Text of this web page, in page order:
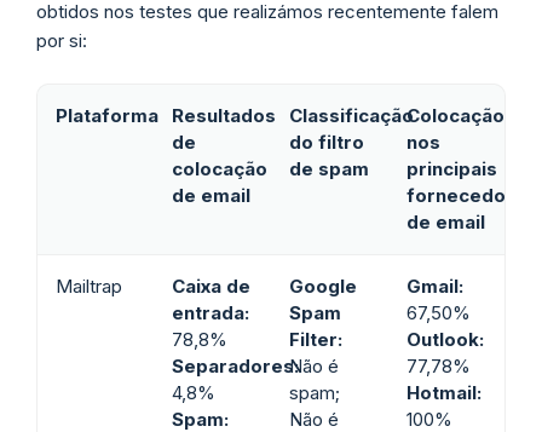
obtidos nos testes que realizámos recentemente falem
por si:
Plataforma
Resultados
de
colocação
de email
Classificação
do filtro
de spam
Colocação
nos
principais
fornecedores
de email
Mailtrap
Caixa de
entrada:
78,8%
Separadores:
4,8%
Spam:
Google
Spam
Filter:
Não é
spam;
Não é
Gmail:
67,50%
Outlook:
77,78%
Hotmail:
100%